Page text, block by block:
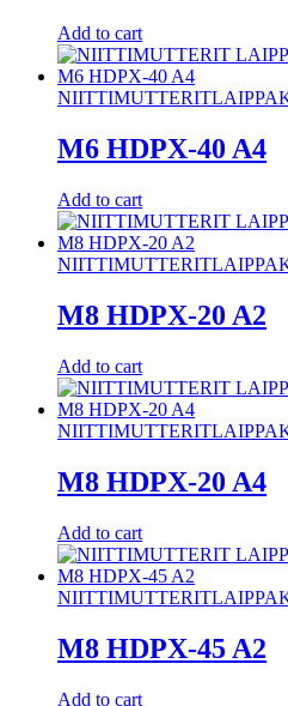
Add to cart
NIITTIMUTTERIT
M6 HDPX-40 A4
Add to cart
NIITTIMUTTERIT
M8 HDPX-20 A2
Add to cart
NIITTIMUTTERIT
M8 HDPX-20 A4
Add to cart
NIITTIMUTTERIT
M8 HDPX-45 A2
Add to cart